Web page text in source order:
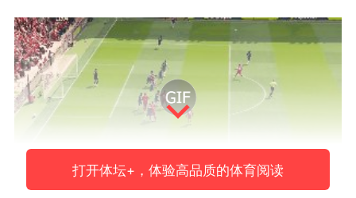
打开体坛+，体验高品质的体育阅读